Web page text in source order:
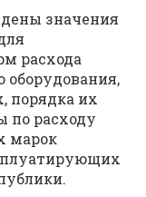
значения
расхода
оборудования,
порядка их
по расходу
марок